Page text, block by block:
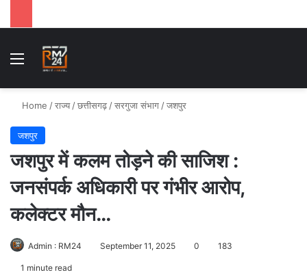
Menu
Home /राज्य /छत्तीसगढ़ /सरगुजा संभाग /जशपुर
जशपुर
जशपुर में कलम तोड़ने की साजिश :
जनसंपर्क अधिकारी पर गंभीर आरोप,
कलेक्टर मौन…
Admin : RM24 September 11, 2025 0 183
1 minute read